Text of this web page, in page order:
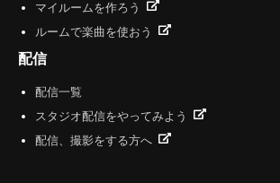
マイルームを作ろう
ルームで楽曲を使おう
配信
配信一覧
スタジオ配信をやってみよう
配信、撮影をする方へ